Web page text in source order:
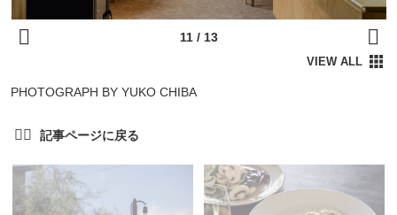
PHOTOGRAPH BY YUKO CHIBA